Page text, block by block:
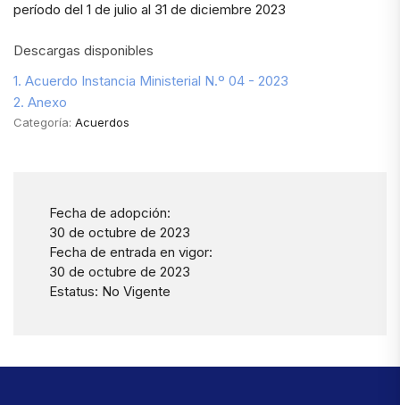
período del 1 de julio al 31 de diciembre 2023
Descargas disponibles
1. Acuerdo Instancia Ministerial N.º 04 - 2023
2. Anexo
Categoría: Acuerdos
Fecha de adopción:
30 de octubre de 2023
Fecha de entrada en vigor:
30 de octubre de 2023
Estatus: No Vigente